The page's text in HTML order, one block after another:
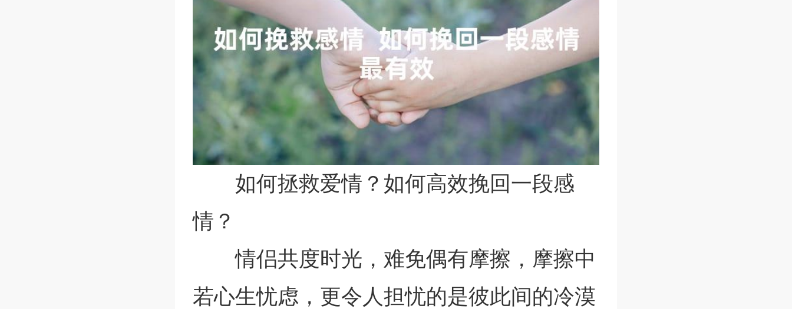
如何拯救爱情？如何高效挽回一段感
情？
情侣共度时光，难免偶有摩擦，摩擦中
若心生忧虑，更令人担忧的是彼此间的冷漠